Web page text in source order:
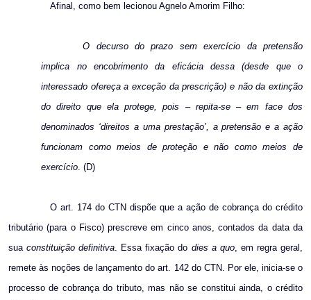
Afinal, como bem lecionou Agnelo Amorim Filho:
O decurso do prazo sem exercício da pretensão
implica no encobrimento da eficácia dessa (desde que o
interessado ofereça a exceção da prescrição) e não da extinção
do direito que ela protege, pois – repita-se – em face dos
denominados ‘direitos a uma prestação’, a pretensão e a ação
funcionam como meios de proteção e não como meios de
exercício. (D)
O art. 174 do CTN dispõe que a ação de cobrança do crédito
tributário (para o Fisco) prescreve em cinco anos, contados da data da
suaconstituição definitiva. Essa fixação do dies a quo, em regra geral,
remete às noções de lançamento do art. 142 do CTN. Por ele, inicia-se o
processo de cobrança do tributo, mas não se constitui ainda, o crédito